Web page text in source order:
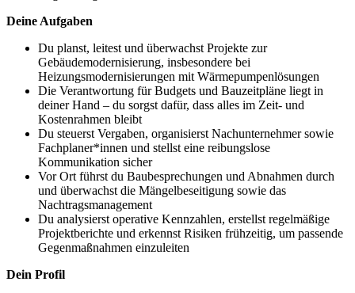
Deine Aufgaben
Du planst, leitest und überwachst Projekte zur
Gebäudemodernisierung, insbesondere bei
Heizungsmodernisierungen mit Wärmepumpenlösungen
Die Verantwortung für Budgets und Bauzeitpläne liegt in
deiner Hand – du sorgst dafür, dass alles im Zeit- und
Kostenrahmen bleibt
Du steuerst Vergaben, organisierst Nachunternehmer sowie
Fachplaner*innen und stellst eine reibungslose
Kommunikation sicher
Vor Ort führst du Baubesprechungen und Abnahmen durch
und überwachst die Mängelbeseitigung sowie das
Nachtragsmanagement
Du analysierst operative Kennzahlen, erstellst regelmäßige
Projektberichte und erkennst Risiken frühzeitig, um passende
Gegenmaßnahmen einzuleiten
Dein Profil